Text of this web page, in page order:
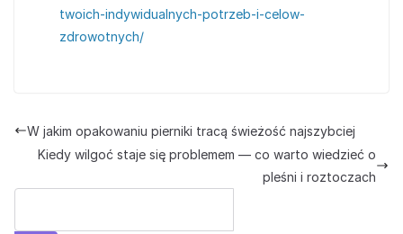
twoich-indywidualnych-potrzeb-i-celow-
zdrowotnych/
W jakim opakowaniu pierniki tracą świeżość najszybciej
Kiedy wilgoć staje się problemem — co warto wiedzieć o
pleśni i roztoczach